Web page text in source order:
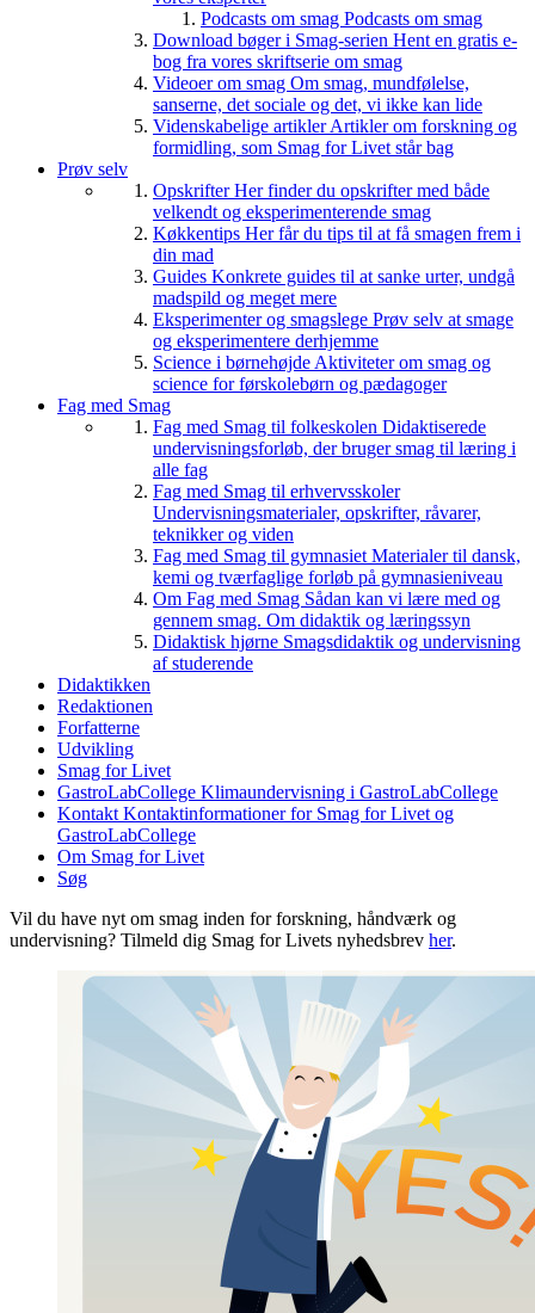
Podcasts om smag Podcasts om smag
Download bøger i Smag-serien Hent en gratis e-
bog fra vores skriftserie om smag
Videoer om smag Om smag, mundfølelse,
sanserne, det sociale og det, vi ikke kan lide
Videnskabelige artiklerArtikler om forskning og
formidling, som Smag for Livet står bag
Prøv selv
OpskrifterHer finder du opskrifter med både
velkendt og eksperimenterende smag
Køkkentips Her får du tips til at få smagen frem i
din mad
Guides Konkrete guides til at sanke urter, undgå
madspild og meget mere
Eksperimenter og smagslege Prøv selv at smage
og eksperimentere derhjemme
Science i børnehøjde Aktiviteter om smag og
science for førskolebørn og pædagoger
Fag med Smag
Fag med Smag til folkeskolen Didaktiserede
undervisningsforløb, der bruger smag til læring i
alle fag
Fag med Smag til erhvervsskoler
Undervisningsmaterialer, opskrifter, råvarer,
teknikker og viden
Fag med Smag til gymnasiet Materialer til dansk,
kemi og tværfaglige forløb på gymnasieniveau
Om Fag med Smag Sådan kan vi lære med og
gennem smag. Om didaktik og læringssyn
Didaktisk hjørne Smagsdidaktik og undervisning
af studerende
Didaktikken
Redaktionen
Forfatterne
Udvikling
Smag for Livet
GastroLabCollege Klimaundervisning i GastroLabCollege
Kontakt Kontaktinformationer for Smag for Livet og
GastroLabCollege
Om Smag for Livet
Søg
Vil du have nyt om smag inden for forskning, håndværk og
undervisning? Tilmeld dig Smag for Livets nyhedsbrev her.